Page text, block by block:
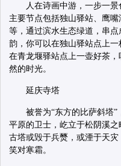
人在诗画中游，一步一
主要节点包括独山驿站、鹰
等，通过滨水生态绿道，串
韵，你可以在独山驿站点上
在青龙堰驿站点上一壶好茶
然的时光。
延庆寺塔
被誉为“东方的比萨斜塔
平原的卫士，屹立于松阴溪
古塔或毁于兵燹，或湮于天灾
笑对寒霜。